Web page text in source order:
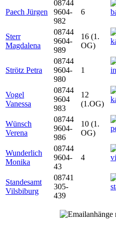
Paech Jürgen
08744
9604-
982
6
Sterr
Magdalena
08744
9604-
989
16 (1.
OG)
Strötz Petra
08744
9604-
980
1
Vogel
Vanessa
08744
9604
983
12
(1.OG)
Wünsch
Verena
08744
9604-
986
10 (1.
OG)
Wunderlich
Monika
08744
9604-
43
4
Standesamt
Vilsbiburg
08741
305-
439